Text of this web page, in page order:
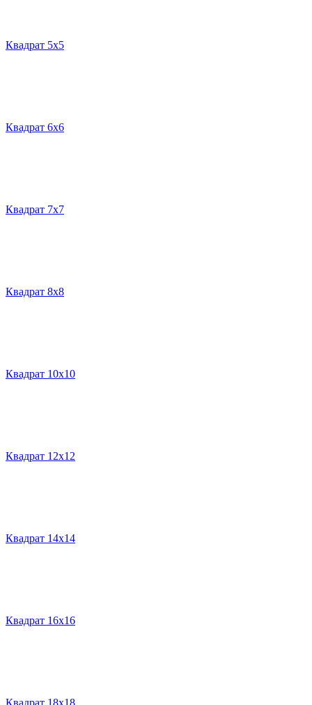
Квадрат 5х5
Квадрат 6х6
Квадрат 7х7
Квадрат 8х8
Квадрат 10х10
Квадрат 12х12
Квадрат 14х14
Квадрат 16х16
Квадрат 18х18